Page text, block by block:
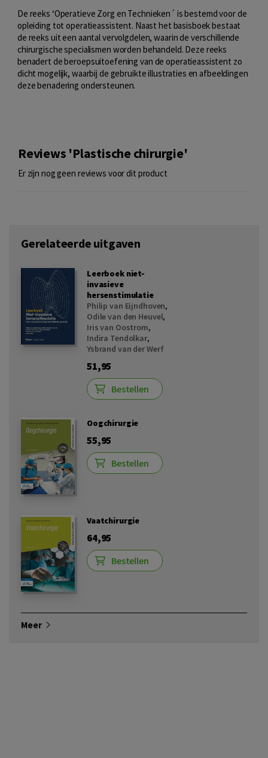
De reeks ‘Operatieve Zorg en Technieken´ is bestemd voor de
opleiding tot operatieassistent. Naast het basisboek bestaat
de reeks uit een aantal vervolgdelen, waarin de verschillende
chirurgische specialismen worden behandeld. Deze reeks
benadert de beroepsuitoefening van de operatieassistent zo
dicht mogelijk, waarbij de gebruikte illustraties en afbeeldingen
deze benadering ondersteunen.
Reviews 'Plastische chirurgie'
Er zijn nog geen reviews voor dit product
Gerelateerde uitgaven
Leerboek niet-
invasieve
hersenstimulatie
Philip van Eijndhoven,
Odile van den Heuvel,
Iris van Oostrom,
Indira Tendolkar,
Ysbrand van der Werf
51,95
Bestellen
Oogchirurgie
55,95
Bestellen
Vaatchirurgie
64,95
Bestellen
Meer